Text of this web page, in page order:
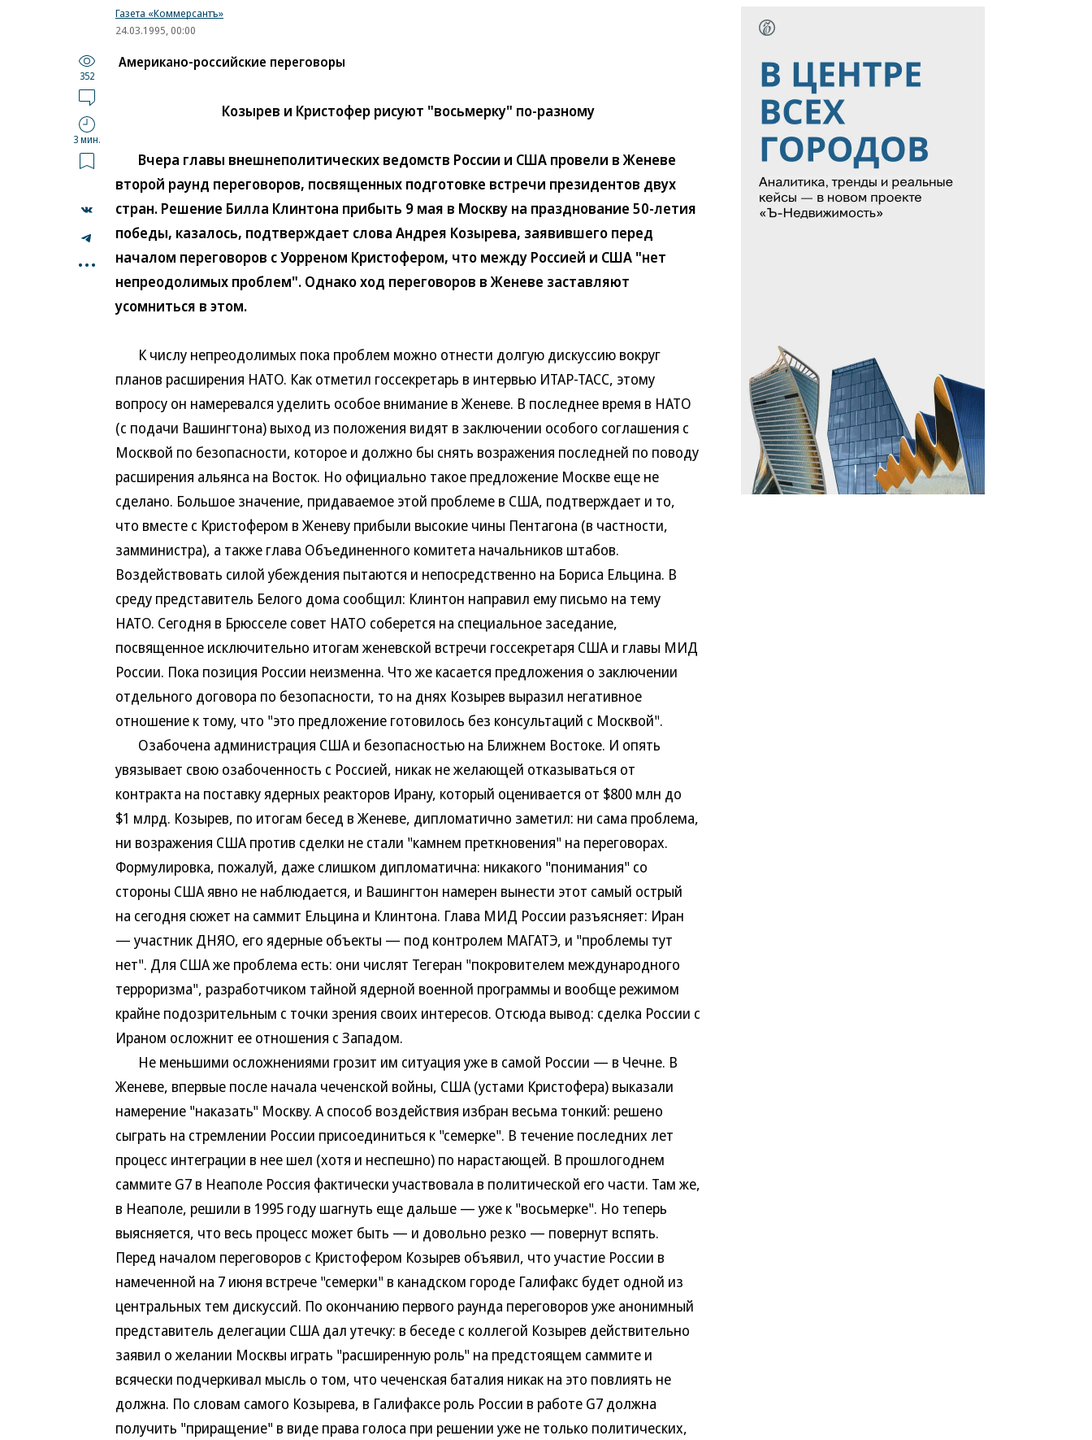
Газета «Коммерсантъ»
24.03.1995, 00:00
352
3 мин.
...
Американо-российские переговоры
Козырев и Кристофер рисуют "восьмерку" по-разному
Вчера главы внешнеполитических ведомств России и США провели в Женеве
второй раунд переговоров, посвященных подготовке встречи президентов двух
стран. Решение Билла Клинтона прибыть 9 мая в Москву на празднование 50-летия
победы, казалось, подтверждает слова Андрея Козырева, заявившего перед
началом переговоров с Уорреном Кристофером, что между Россией и США "нет
непреодолимых проблем". Однако ход переговоров в Женеве заставляют
усомниться в этом.
К числу непреодолимых пока проблем можно отнести долгую дискуссию вокруг
планов расширения НАТО. Как отметил госсекретарь в интервью ИТАР-ТАСС, этому
вопросу он намеревался уделить особое внимание в Женеве. В последнее время в НАТО
(с подачи Вашингтона) выход из положения видят в заключении особого соглашения с
Москвой по безопасности, которое и должно бы снять возражения последней по поводу
расширения альянса на Восток. Но официально такое предложение Москве еще не
сделано. Большое значение, придаваемое этой проблеме в США, подтверждает и то,
что вместе с Кристофером в Женеву прибыли высокие чины Пентагона (в частности,
замминистра), а также глава Объединенного комитета начальников штабов.
Воздействовать силой убеждения пытаются и непосредственно на Бориса Ельцина. В
среду представитель Белого дома сообщил: Клинтон направил ему письмо на тему
НАТО. Сегодня в Брюсселе совет НАТО соберется на специальное заседание,
посвященное исключительно итогам женевской встречи госсекретаря США и главы МИД
России. Пока позиция России неизменна. Что же касается предложения о заключении
отдельного договора по безопасности, то на днях Козырев выразил негативное
отношение к тому, что "это предложение готовилось без консультаций с Москвой".
Озабочена администрация США и безопасностью на Ближнем Востоке. И опять
увязывает свою озабоченность с Россией, никак не желающей отказываться от
контракта на поставку ядерных реакторов Ирану, который оценивается от $800 млн до
$1 млрд. Козырев, по итогам бесед в Женеве, дипломатично заметил: ни сама проблема,
ни возражения США против сделки не стали "камнем преткновения" на переговорах.
Формулировка, пожалуй, даже слишком дипломатична: никакого "понимания" со
стороны США явно не наблюдается, и Вашингтон намерен вынести этот самый острый
на сегодня сюжет на саммит Ельцина и Клинтона. Глава МИД России разъясняет: Иран
— участник ДНЯО, его ядерные объекты — под контролем МАГАТЭ, и "проблемы тут
нет". Для США же проблема есть: они числят Тегеран "покровителем международного
терроризма", разработчиком тайной ядерной военной программы и вообще режимом
крайне подозрительным с точки зрения своих интересов. Отсюда вывод: сделка России с
Ираном осложнит ее отношения с Западом.
Не меньшими осложнениями грозит им ситуация уже в самой России — в Чечне. В
Женеве, впервые после начала чеченской войны, США (устами Кристофера) выказали
намерение "наказать" Москву. А способ воздействия избран весьма тонкий: решено
сыграть на стремлении России присоединиться к "семерке". В течение последних лет
процесс интеграции в нее шел (хотя и неспешно) по нарастающей. В прошлогоднем
саммите G7 в Неаполе Россия фактически участвовала в политической его части. Там же,
в Неаполе, решили в 1995 году шагнуть еще дальше — уже к "восьмерке". Но теперь
выясняется, что весь процесс может быть — и довольно резко — повернут вспять.
Перед началом переговоров с Кристофером Козырев объявил, что участие России в
намеченной на 7 июня встрече "семерки" в канадском городе Галифакс будет одной из
центральных тем дискуссий. По окончанию первого раунда переговоров уже анонимный
представитель делегации США дал утечку: в беседе с коллегой Козырев действительно
заявил о желании Москвы играть "расширенную роль" на предстоящем саммите и
всячески подчеркивал мысль о том, что чеченская баталия никак на это повлиять не
должна. По словам самого Козырева, в Галифаксе роль России в работе G7 должна
получить "приращение" в виде права голоса при решении уже не только политических,